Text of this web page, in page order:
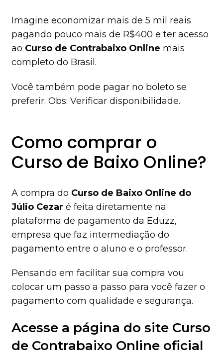
Imagine economizar mais de 5 mil reais
pagando pouco mais de R$400 e ter acesso
ao Curso de Contrabaixo Online mais
completo do Brasil.
Você também pode pagar no boleto se
preferir. Obs: Verificar disponibilidade.
Como comprar o
Curso de Baixo Online?
A compra do Curso de Baixo Online do
Júlio Cezar é feita diretamente na
plataforma de pagamento da Eduzz,
empresa que faz intermediação do
pagamento entre o aluno e o professor.
Pensando em facilitar sua compra vou
colocar um passo a passo para você fazer o
pagamento com qualidade e segurança.
Acesse a página do site Curso
de Contrabaixo Online oficial